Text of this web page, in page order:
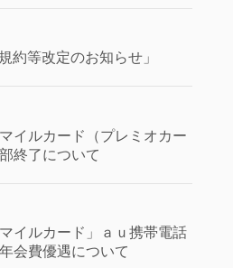
約等改定のお知らせ」
イルカード（プレミオカー
終了について
イルカード」ａｕ携帯電話
会費優遇について